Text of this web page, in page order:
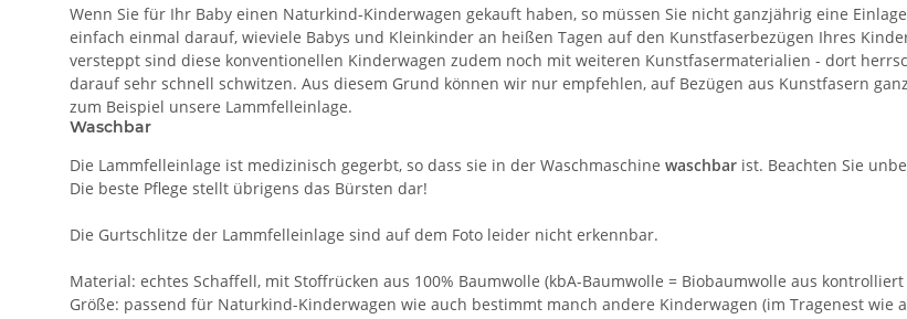
Wenn Sie für Ihr Baby einen Naturkind-Kinderwagen gekauft haben, so müssen Sie nicht ganzjährig eine
einfach einmal darauf, wieviele Babys und Kleinkinder an heißen Tagen auf den Kunstfaserbezügen Ihres
versteppt sind diese konventionellen Kinderwagen zudem noch mit weiteren Kunstfasermaterialien - dort
darauf sehr schnell schwitzen. Aus diesem Grund können wir nur empfehlen, auf Bezügen aus Kunstfasern
zum Beispiel unsere Lammfelleinlage.
Waschbar
Die Lammfelleinlage ist medizinisch gegerbt, so dass sie in der Waschmaschine waschbar ist. Beachten Sie
Die beste Pflege stellt übrigens das Bürsten dar!
Die Gurtschlitze der Lammfelleinlage sind auf dem Foto leider nicht erkennbar.
Material: echtes Schaffell, mit Stoffrücken aus 100% Baumwolle (kbA-Baumwolle = Biobaumwolle aus
Größe: passend für Naturkind-Kinderwagen wie auch bestimmt manch andere Kinderwagen (im Tragenest wie